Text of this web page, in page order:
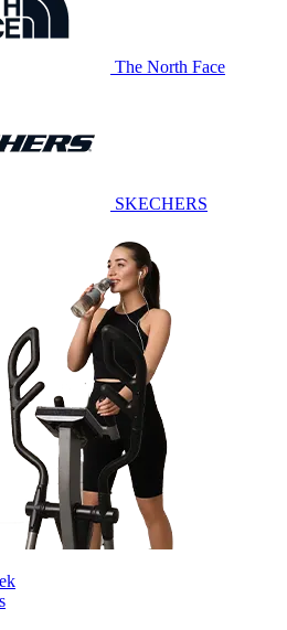
The North Face
SKECHERS